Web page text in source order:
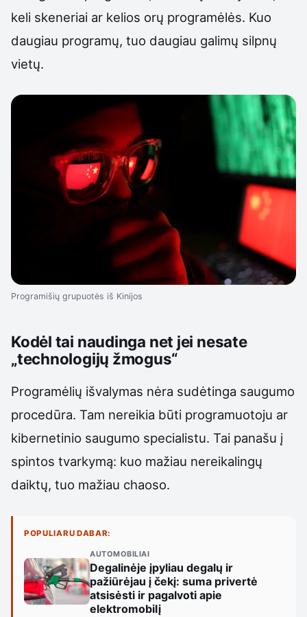
keli skeneriai ar kelios orų programėlės. Kuo
daugiau programų, tuo daugiau galimų silpnų
vietų.
Programišių grupuotės iš Kinijos
Kodėl tai naudinga net jei nesate
„technologijų žmogus“
Programėlių išvalymas nėra sudėtinga saugumo
procedūra. Tam nereikia būti programuotoju ar
kibernetinio saugumo specialistu. Tai panašu į
spintos tvarkymą: kuo mažiau nereikalingų
daiktų, tuo mažiau chaoso.
POPULIARU DABAR:
AUTOMOBILIAI
Degalinėje įpyliau degalų ir
pažiūrėjau į čekį: suma privertė
atsisėsti ir pagalvoti apie
elektromobilį